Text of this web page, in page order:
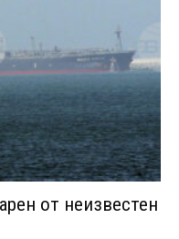
от неизвестен